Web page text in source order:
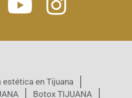
estética en Tijuana
Botox TIJUANA